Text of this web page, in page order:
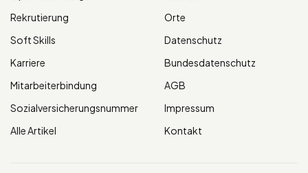
Rekrutierung
Soft Skills
Karriere
Mitarbeiterbindung
Sozialversicherungsnummer
Alle Artikel
Orte
Datenschutz
Bundesdatenschutz
AGB
Impressum
Kontakt